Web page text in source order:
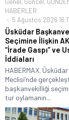
HABERLER
5 Ağustos 2026
Üsküdar
Seçimine İlişkin
“İrade Gaspı” ve
İddiaları
HABERMAX.
Meclisi’nde
başkanvekilliği
tur oylamanın...